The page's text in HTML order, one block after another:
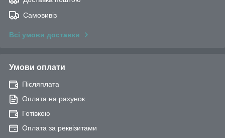
Самовивіз
Всі умови доставки
Умови оплати
Післяплата
Оплата на рахунок
Готівкою
Оплата за реквізитами